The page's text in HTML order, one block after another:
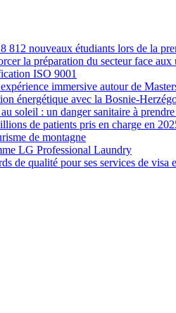
812 nouveaux étudiants lors de la
la préparation du secteur face aux
ISO 9001
immersive autour de
énergétique avec la Bosnie-
soleil : un danger sanitaire à
de patients pris en charge en
de montagne
LG Professional Laundry
de qualité pour ses services de visa